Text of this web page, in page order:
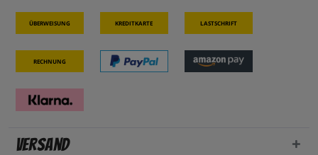
Überweisung Kreditkarte Lastschrift
Rechnung
Versand